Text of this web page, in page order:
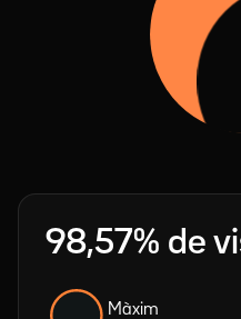
98,57% de
Màxim